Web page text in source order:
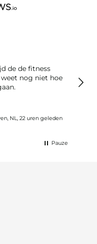
de de fitness
nog niet hoe
NL, 22 uren geleden
Pauze